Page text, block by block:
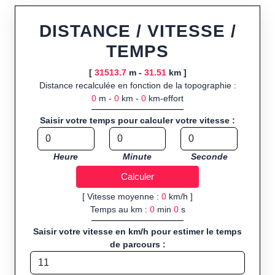
ou import de fichier GPX, calcul instantané de la distance
profil d’élévation avec options de lissage, export en trace GPX,
route GPX, KML (plat ou relief) et TCX, ainsi que calculs
Public cible :strong> sportifs de loisir et compétiteurs
préparant entraînements et parcours, organisateurs
d’événements partageant leurs itinéraires, et utilisateurs de
GPS souhaitant charger leurs trajets à l’avance.
Sports et activités disponibles :Footing (jogging), course à
pied, cyclisme (vélo), VTT, randonnée, roller et équitation.
DISTANCE / VITESSE /
TEMPS
[ 31513.7m - 31.51km ]
Distance recalculée en fonction de la topographie :
0 m - 0 km - 0 km-effort
Saisir votre temps pour calculer votre vitesse :
Heure Minute Seconde
[ Vitesse moyenne : 0 km/h ]
Temps au km : 0min 0s
Saisir votre vitesse en km/h pour estimer le temps
de parcours :